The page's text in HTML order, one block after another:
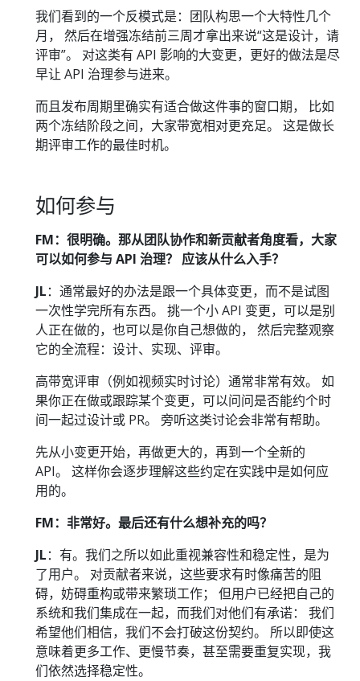
我们看到的一个反模式是：团队构思一个大特性几个
月， 然后在增强冻结前三周才拿出来说“这是设计，请
评审”。 对这类有 API 影响的大变更，更好的做法是尽
早让 API 治理参与进来。
而且发布周期里确实有适合做这件事的窗口期， 比如
两个冻结阶段之间，大家带宽相对更充足。 这是做长
期评审工作的最佳时机。
如何参与
FM：很明确。那从团队协作和新贡献者角度看，大家
可以如何参与 API 治理？ 应该从什么入手？
JL：通常最好的办法是跟一个具体变更，而不是试图
一次性学完所有东西。 挑一个小 API 变更，可以是别
人正在做的，也可以是你自己想做的， 然后完整观察
它的全流程：设计、实现、评审。
高带宽评审（例如视频实时讨论）通常非常有效。 如
果你正在做或跟踪某个变更，可以问问是否能约个时
间一起过设计或 PR。 旁听这类讨论会非常有帮助。
先从小变更开始，再做更大的，再到一个全新的
API。 这样你会逐步理解这些约定在实践中是如何应
用的。
FM：非常好。最后还有什么想补充的吗？
JL：有。我们之所以如此重视兼容性和稳定性，是为
了用户。 对贡献者来说，这些要求有时像痛苦的阻
碍，妨碍重构或带来繁琐工作； 但用户已经把自己的
系统和我们集成在一起，而我们对他们有承诺： 我们
希望他们相信，我们不会打破这份契约。 所以即使这
意味着更多工作、更慢节奏，甚至需要重复实现，我
们依然选择稳定性。